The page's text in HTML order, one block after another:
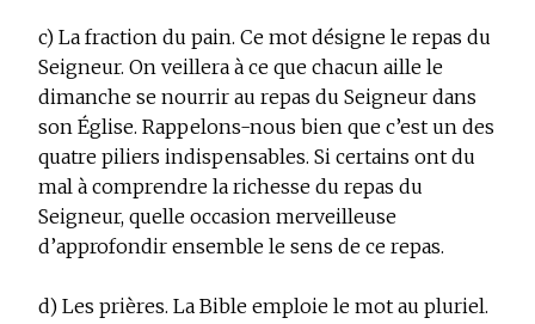
c) La fraction du pain. Ce mot désigne le repas du
Seigneur. On veillera à ce que chacun aille le
dimanche se nourrir au repas du Seigneur dans
son Église. Rappelons-nous bien que c’est un des
quatre piliers indispensables. Si certains ont du
mal à comprendre la richesse du repas du
Seigneur, quelle occasion merveilleuse
d’approfondir ensemble le sens de ce repas.
d) Les prières. La Bible emploie le mot au pluriel.